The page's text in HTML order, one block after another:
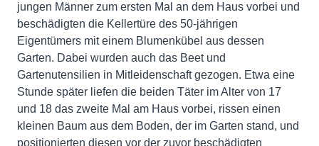
jungen Männer zum ersten Mal an dem Haus vorbei und
beschädigten die Kellertüre des 50-jährigen
Eigentümers mit einem Blumenkübel aus dessen
Garten. Dabei wurden auch das Beet und
Gartenutensilien in Mitleidenschaft gezogen. Etwa eine
Stunde später liefen die beiden Täter im Alter von 17
und 18 das zweite Mal am Haus vorbei, rissen einen
kleinen Baum aus dem Boden, der im Garten stand, und
positionierten diesen vor der zuvor beschädigten